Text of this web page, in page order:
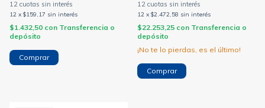
12 x $159,17 sin interés
$1.432,50 con Transferencia o
depósito
12 x $2.472,58 sin interés
$22.253,25 con Transferencia o
depósito
¡No te lo pierdas, es el último!